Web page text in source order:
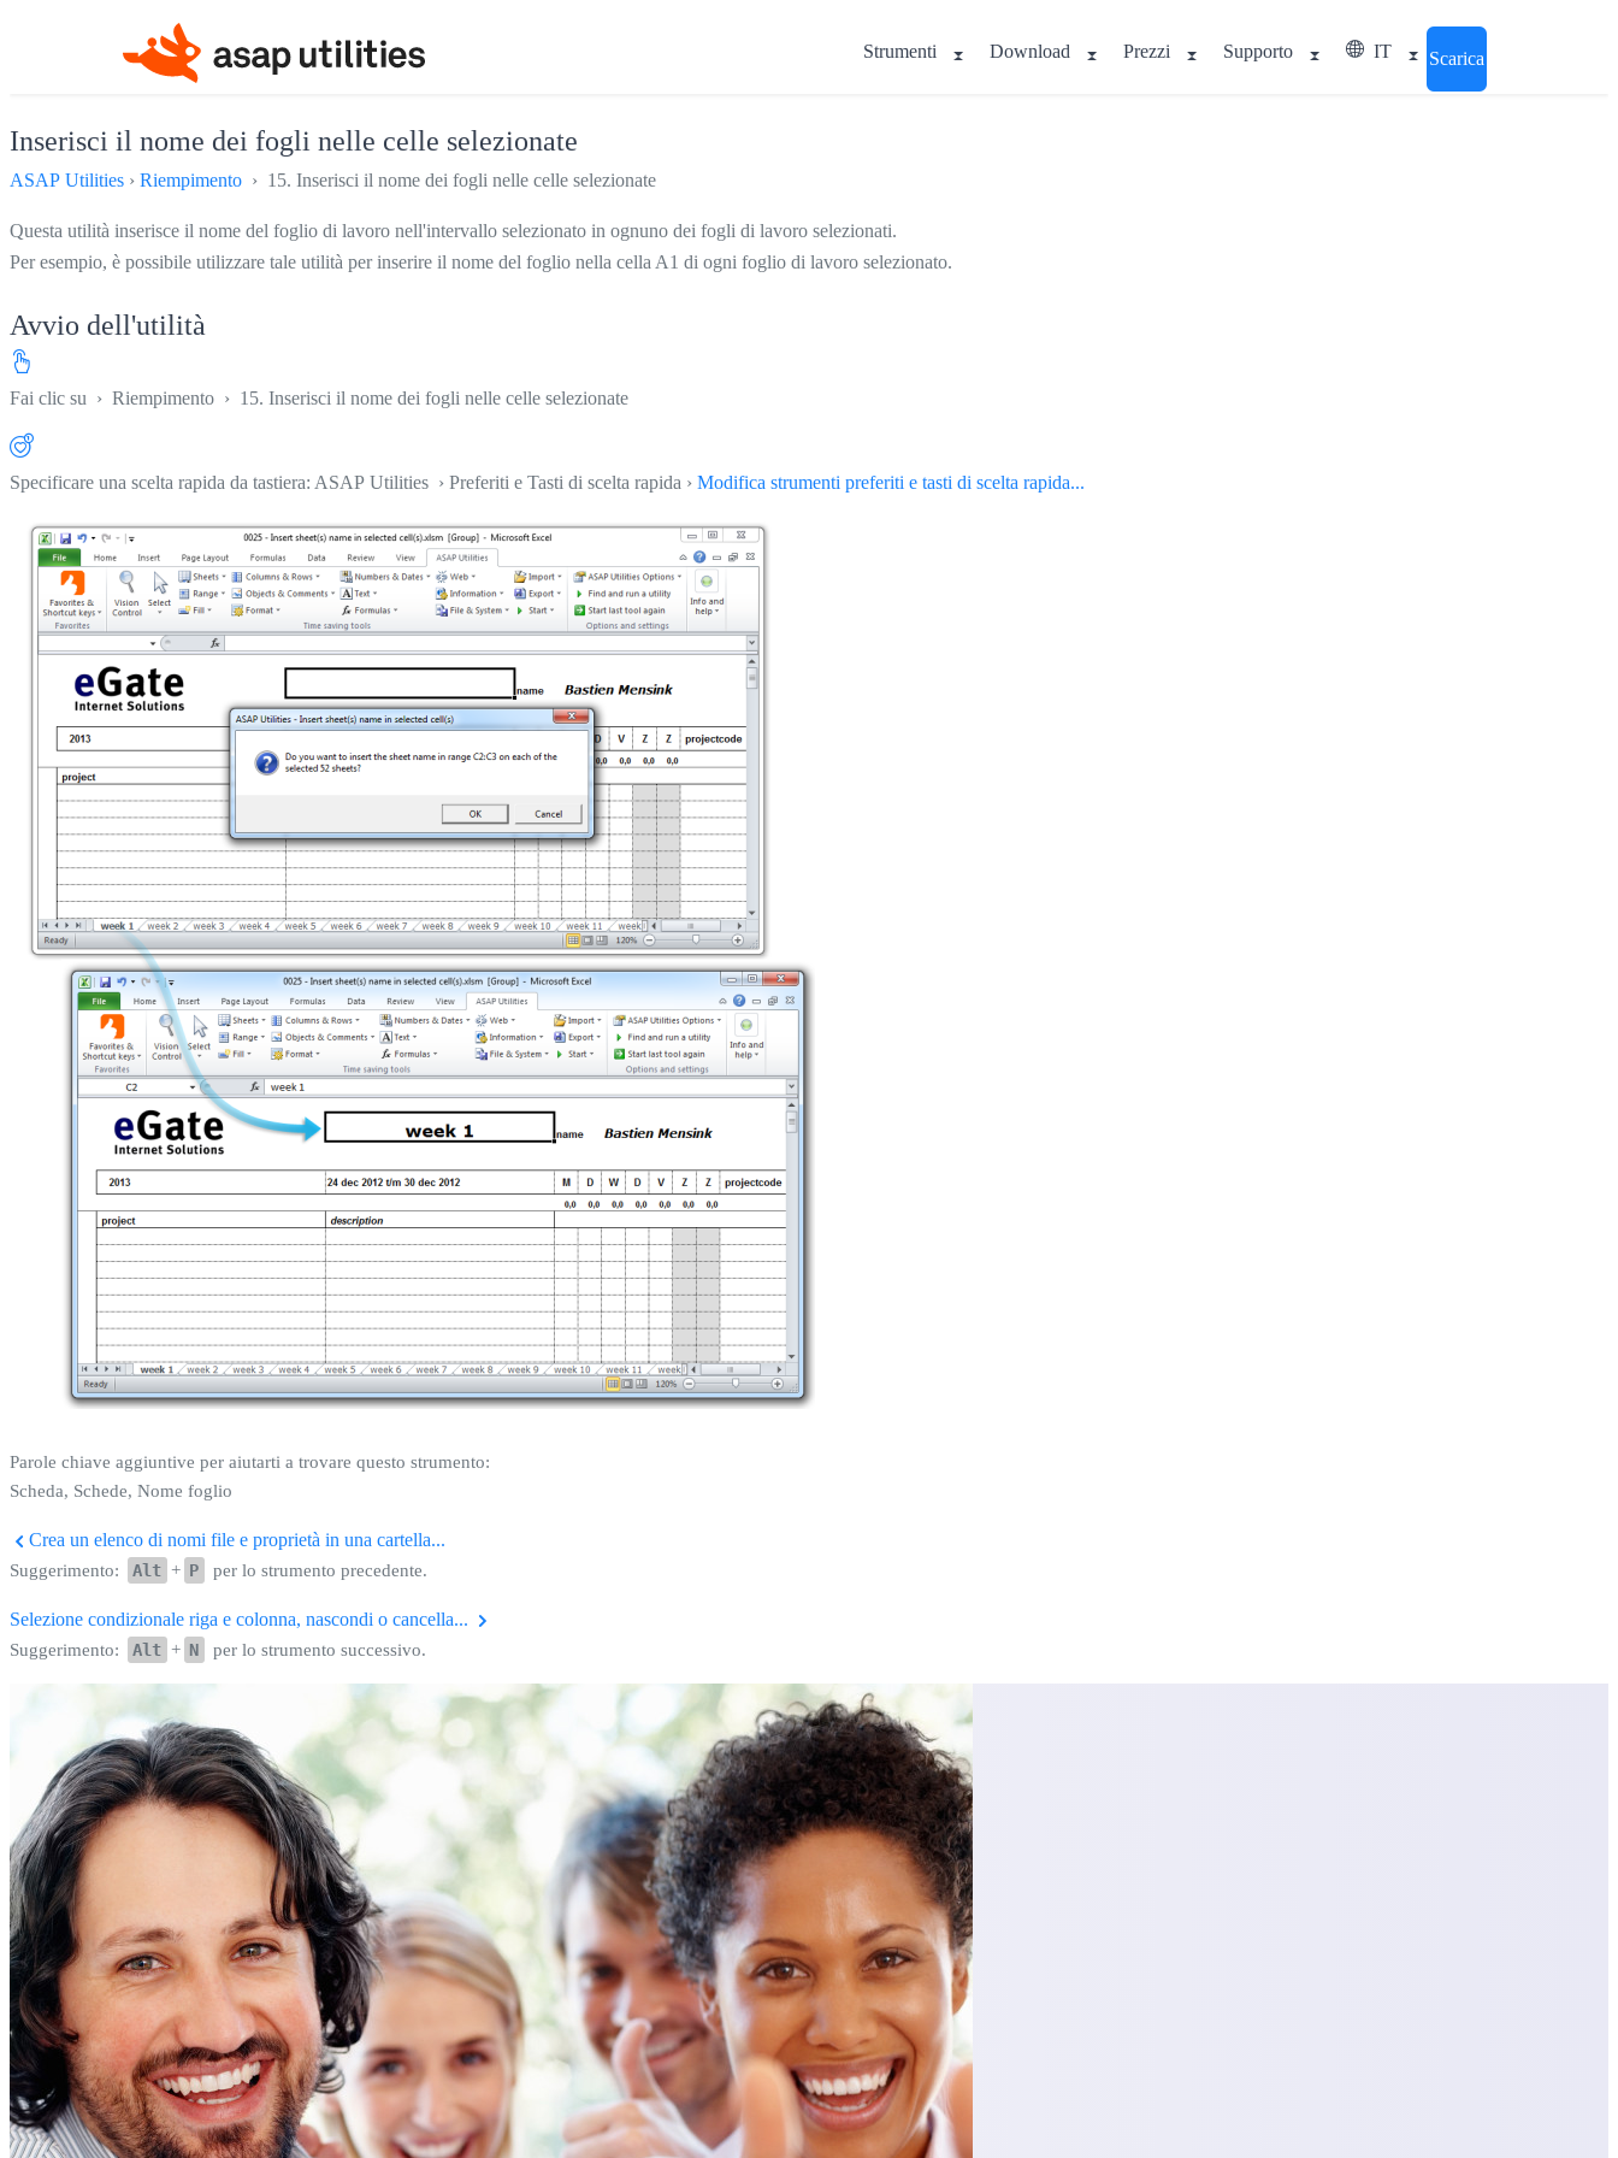
Strumenti Download Prezzi Supporto IT Scarica
Inserisci il nome dei fogli nelle celle selezionate
ASAP Utilities › Riempimento › 15. Inserisci il nome dei fogli nelle celle selezionate
Questa utilità inserisce il nome del foglio di lavoro nell'intervallo selezionato in ognuno dei fogli di lavoro selezionati.
Per esempio, è possibile utilizzare tale utilità per inserire il nome del foglio nella cella A1 di ogni foglio di lavoro selezionato.
Avvio dell'utilità
Fai clic su › Riempimento › 15. Inserisci il nome dei fogli nelle celle selezionate
Specificare una scelta rapida da tastiera: ASAP Utilities › Preferiti e Tasti di scelta rapida › Modifica strumenti preferiti e tasti di scelta rapida...
Parole chiave aggiuntive per aiutarti a trovare questo strumento:
Scheda, Schede, Nome foglio
Crea un elenco di nomi file e proprietà in una cartella...
Suggerimento: Alt + P per lo strumento precedente.
Selezione condizionale riga e colonna, nascondi o cancella...
Suggerimento: Alt + N per lo strumento successivo.